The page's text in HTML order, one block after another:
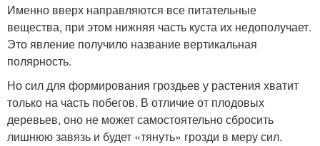
Именно вверх направляются все питательные
вещества, при этом нижняя часть куста их недополучает.
Это явление получило название вертикальная
полярность.
Но сил для формирования гроздьев у растения хватит
только на часть побегов. В отличие от плодовых
деревьев, оно не может самостоятельно сбросить
лишнюю завязь и будет «тянуть» грозди в меру сил.